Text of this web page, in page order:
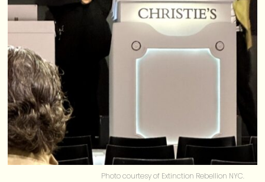
Photo courtesy of Extinction Rebellion NYC.